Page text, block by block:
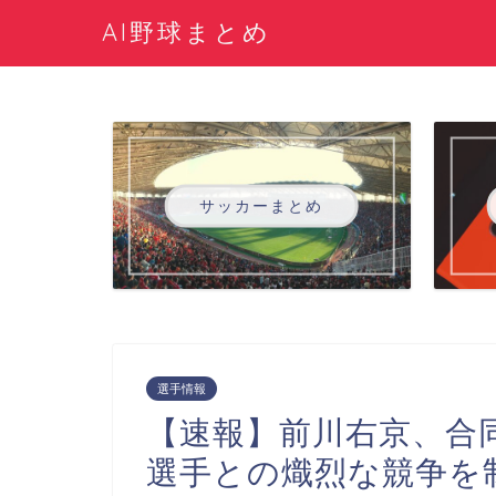
AI野球まとめ
サッカーまとめ
選手情報
【速報】前川右京、
選手との熾烈な競争を